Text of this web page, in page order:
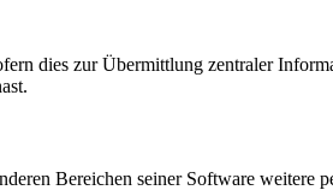
dies zur Übermittlung zentraler
Bereichen seiner Software weitere